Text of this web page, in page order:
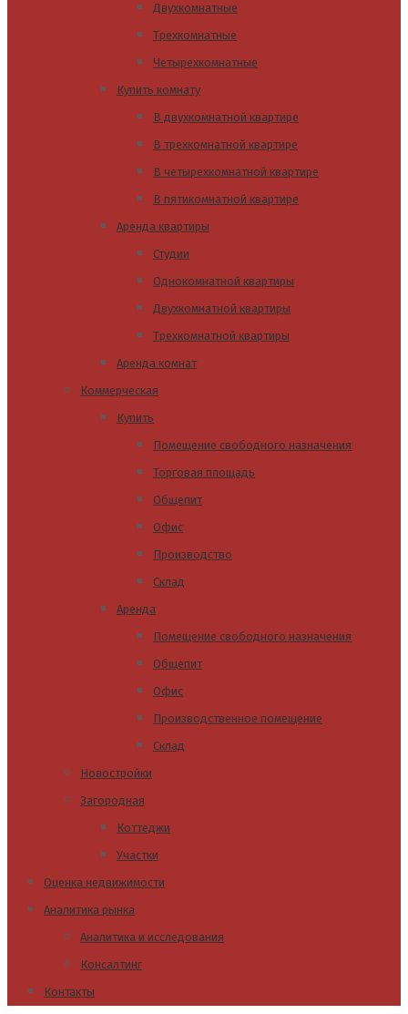
Двухкомнатные
Трехкомнатные
Четырехкомнатные
Купить комнату
В двухкомнатной квартире
В трехкомнатной квартире
В четырехкомнатной квартире
В пятикомнатной квартире
Аренда квартиры
Студии
Однокомнатной квартиры
Двухкомнатной квартиры
Трехкомнатной квартиры
Аренда комнат
Коммерческая
Купить
Помещение свободного назначения
Торговая площадь
Общепит
Офис
Производство
Склад
Аренда
Помещение свободного назначения
Общепит
Офис
Производственное помещение
Склад
Новостройки
Загородная
Коттеджи
Участки
Оценка недвижимости
Аналитика рынка
Аналитика и исследования
Консалтинг
Контакты